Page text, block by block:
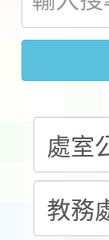
速
法
本
第
告(
檢
賽
本
程
「
展